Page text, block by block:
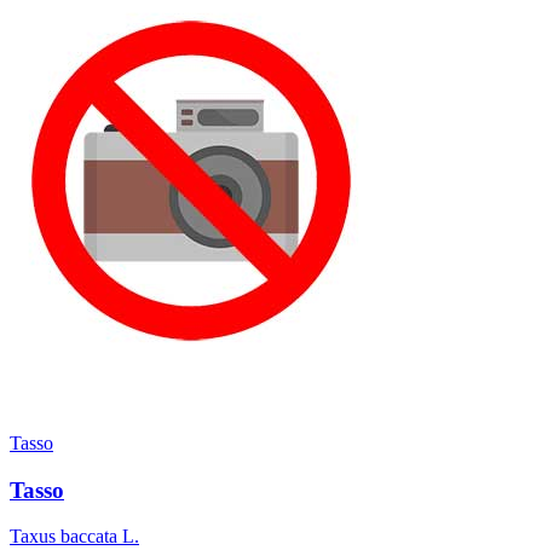
Tasso
Tasso
Taxus baccata L.